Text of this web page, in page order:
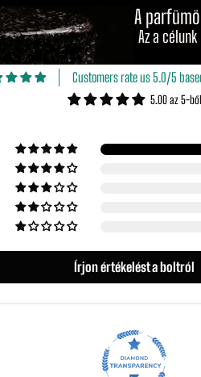
A
Az a
Customers rate us 5.0/5
5.00 az 5-ből
Írjon értékelést a boltról